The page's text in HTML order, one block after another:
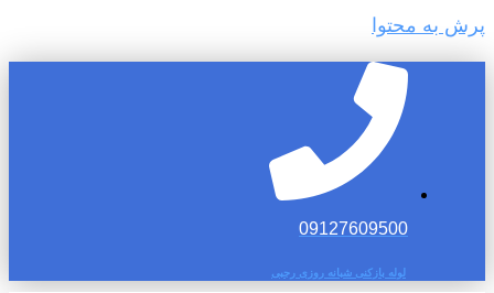
پرش به محتوا
09127609500
لوله بازکنی شبانه روزی رجبی